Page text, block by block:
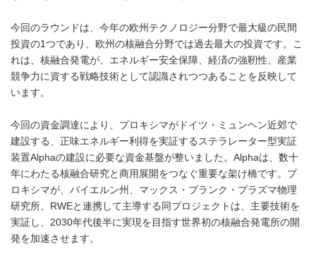
今回のラウンドは、今年の欧州テクノロジー分野で最大級の民間
投資の1つであり、欧州の核融合分野では過去最大の投資です。こ
れは、核融合発電が、エネルギー安全保障、経済の強靭性、産業
競争力に資する戦略技術として認識されつつあることを反映して
います。
今回の資金調達により、プロキシマがドイツ・ミュンヘン近郊で
建設する、正味エネルギー利得を実証するステラレーター型実証
装置Alphaの建設に必要な資金基盤が整いました。Alphaは、数十
年にわたる核融合研究と商用展開をつなぐ重要な架け橋です。プ
ロキシマが、バイエルン州、マックス・プランク・プラズマ物理
研究所、RWEと連携して主導する同プロジェクトは、主要技術を
実証し、2030年代後半に実現を目指す世界初の核融合発電所の開
発を加速させます。